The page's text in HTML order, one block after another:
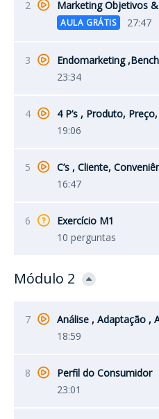
2 Marketing Objetivos
AULA GRÁTIS 27:47
3
Endomarketing
23:34
4
4 P’s , Produto,
19:06
5
C’s , Cliente,
16:47
6
Exercício M1
10 perguntas
Módulo 2
7
Análise , Adaptação ,
18:59
8
Perfil do Consumidor
23:01